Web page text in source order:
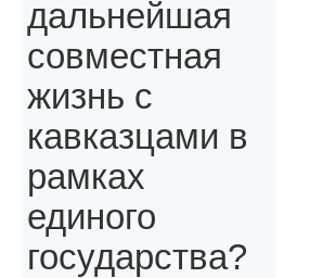
дальнейшая
совместная
жизнь с
кавказцами в
рамках
единого
государства?